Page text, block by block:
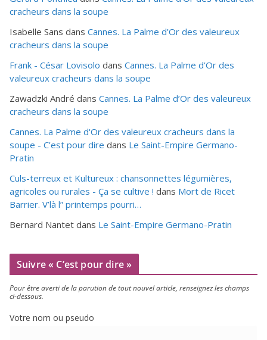
cracheurs dans la soupe
Isabelle Sans dans Cannes. La Palme d’Or des valeureux
cracheurs dans la soupe
Frank - César Lovisolo dans Cannes. La Palme d’Or des
valeureux cracheurs dans la soupe
Zawadzki André dans Cannes. La Palme d’Or des valeureux
cracheurs dans la soupe
Cannes. La Palme d'Or des valeureux cracheurs dans la
soupe - C’est pour dire dans Le Saint-Empire Germano-
Pratin
Culs-terreux et Kultureux : chansonnettes légumières,
agricoles ou rurales - Ça se cultive ! dans Mort de Ricet
Barrier. V’là l” printemps pourri…
Bernard Nantet dans Le Saint-Empire Germano-Pratin
Suivre « C’est pour dire »
Pour être aver­ti de la paru­tion de tout nou­vel article, ren­sei­gnez les champs
ci-dessous.
Votre nom ou pseudo